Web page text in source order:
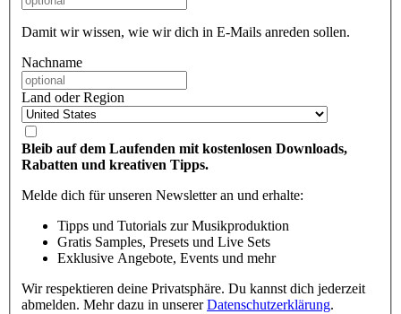
Damit wir wissen, wie wir dich in E-Mails anreden sollen.
Nachname
Land oder Region
Bleib auf dem Laufenden mit kostenlosen Downloads,
Rabatten und kreativen Tipps.
Melde dich für unseren Newsletter an und erhalte:
Tipps und Tutorials zur Musikproduktion
Gratis Samples, Presets und Live Sets
Exklusive Angebote, Events und mehr
Wir respektieren deine Privatsphäre. Du kannst dich jederzeit
abmelden. Mehr dazu in unsererDatenschutzerklärung.